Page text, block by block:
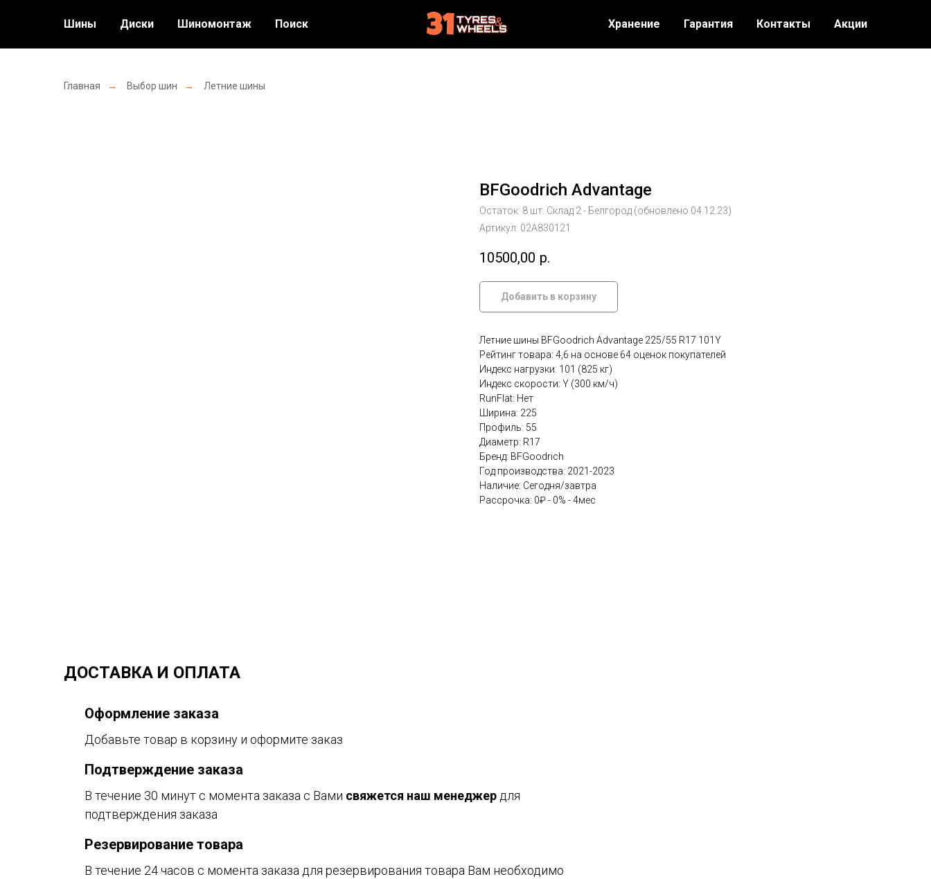
Шины Диски Шиномонтаж Поиск Хранение Гарантия Контакты Акции
Главная → Выбор шин → Летние шины
BFGoodrich Advantage
Остаток: 8 шт. Склад 2 - Белгород (обновлено 04.12.23)
Артикул: 02А830121
10500,00 р.
Добавить в корзину
Летние шины BFGoodrich Advantage 225/55 R17 101Y
Рейтинг товара: 4,6 на основе 64 оценок покупателей
Индекс нагрузки: 101 (825 кг)
Индекс скорости: Y (300 км/ч)
RunFlat: Нет
Ширина: 225
Профиль: 55
Диаметр: R17
Бренд: BFGoodrich
Год производства: 2021-2023
Наличие: Сегодня/завтра
Рассрочка: 0₽ - 0% - 4мес
ДОСТАВКА И ОПЛАТА
Оформление заказа
Добавьте товар в корзину и оформите заказ
Подтверждение заказа
В течение 30 минут с момента заказа с Вами свяжется наш менеджер для
подтверждения заказа
Резервирование товара
В течение 24 часов с момента заказа для резервирования товара Вам необходимо